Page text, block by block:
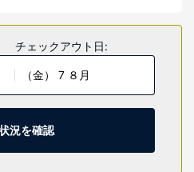
子レンジがあります。WiFi (無
ケーブルの番組をご覧いただけ
け、ハウスキーピング サービス
ルジュ サービス、ピクニックエ
チェックアウト日:
（金） 7 ８月
況を確認